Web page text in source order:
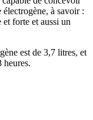
à savoir :
forte et aussi un
est de 3,7 litres, et
heures.